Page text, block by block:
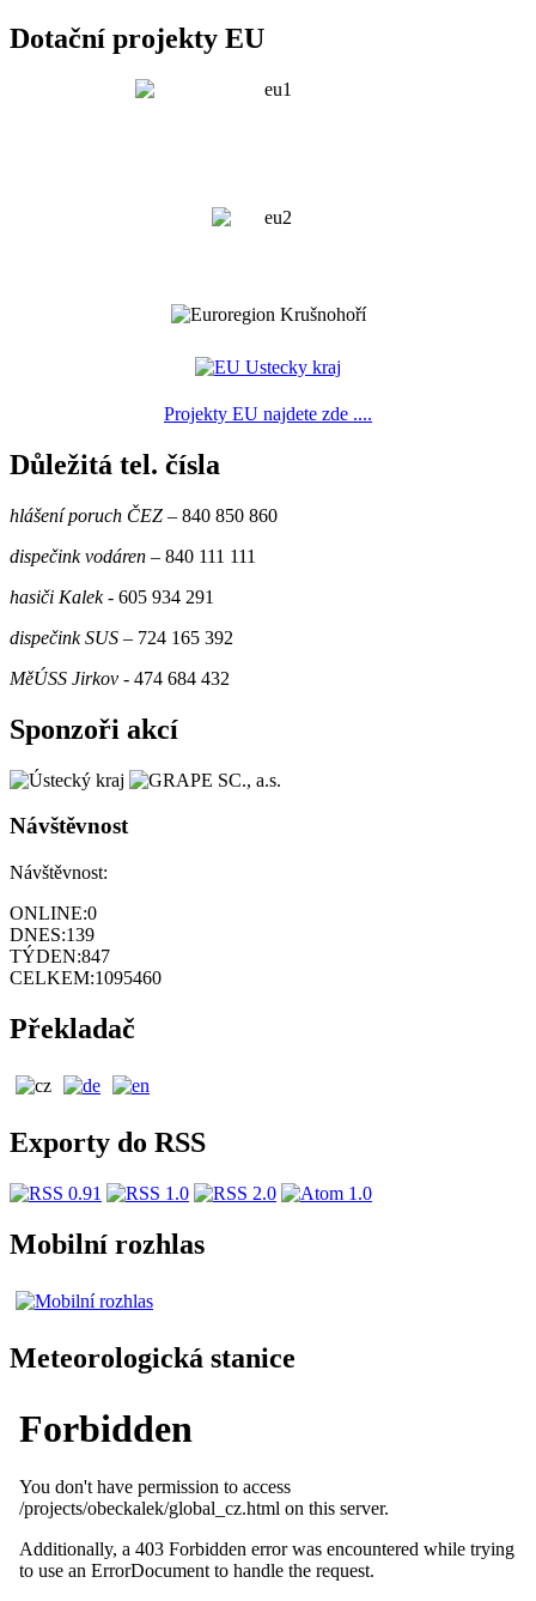
Dotační projekty EU
Projekty EU najdete zde ....
Důležitá tel. čísla
hlášení poruch ČEZ – 840 850 860
dispečink vodáren – 840 111 111
hasiči Kalek- 605 934 291
dispečink SUS – 724 165 392
MěÚSS Jirkov - 474 684 432
Sponzoři akcí
Návštěvnost
Návštěvnost:
ONLINE:0
DNES:139
TÝDEN:847
CELKEM:1095460
Překladač
Exporty do RSS
Mobilní rozhlas
Meteorologická stanice